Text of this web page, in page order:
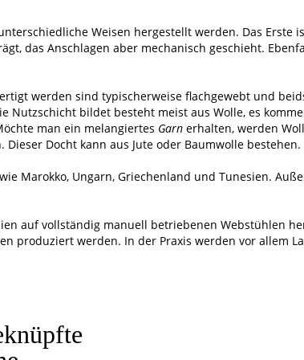
Weisen hergestellt werden. Das Erste
das Anschlagen aber mechanisch geschieht.
werden sind typischerweise flachgewebt und
Nutzschicht bildet besteht meist aus Wolle, es
man ein melangiertes Garn erhalten, werden
Docht kann aus Jute oder Baumwolle bestehen.
Marokko, Ungarn, Griechenland und Tunesien.
auf vollständig manuell betriebenen Webstühlen
produziert werden. In der Praxis werden vor allem